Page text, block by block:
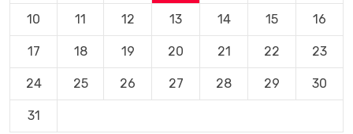
10 11 12 13 14 15 16
17 18 19 20 21 22 23
24 25 26 27 28 29 30
31